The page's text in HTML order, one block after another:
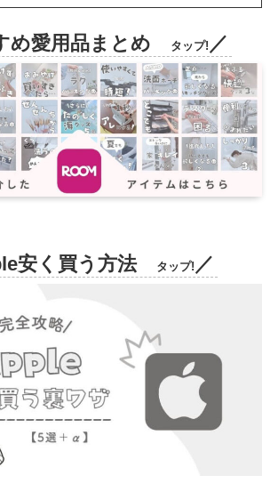
め愛用品まとめ タップ! ／
安く買う方法 タップ! ／